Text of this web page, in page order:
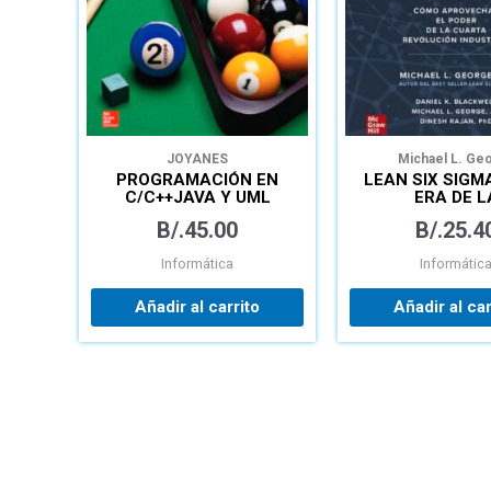
JOYANES
PROGRAMACIÓN EN
C/C++JAVA Y UML
B/.45.00
Informática
Añadir al carrito
Michael L.
LEAN SIX
ERA DE
B/.
Informática
Añadir al